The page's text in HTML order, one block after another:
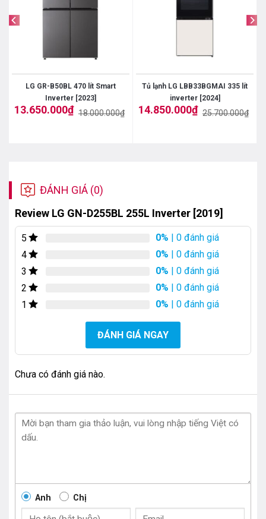
LG GR-B50BL 470 lít Smart
Inverter [2023]
18.000.000₫
Giá
13.650.000₫
Giá
Tủ lạnh LG LBB33BGMAI 335 lít
inverter [2024]
25.700.000₫
Giá
14.850.000₫
Giá
ĐÁNH GIÁ (0)
Review LG GN-D255BL 255L Inverter [2019]
5 0% | 0 đánh giá
4
0% | 0 đánh giá
3
0% | 0 đánh giá
2
0% | 0 đánh giá
1
0% | 0 đánh giá
ĐÁNH GIÁ NGAY
Chưa có đánh giá nào.
Anh Chị